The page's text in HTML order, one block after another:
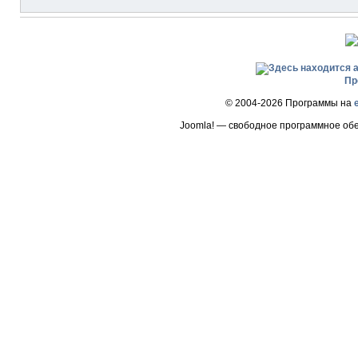
© 2004-2026 Программы на
Joomla! — свободное программное